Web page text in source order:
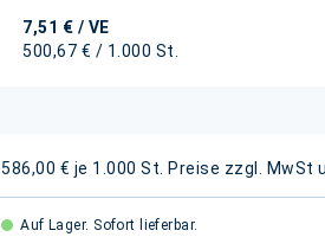
7,51 € / VE
500,67 € / 1.000 St.
586,00 € je 1.000 St. Preise zzgl. MwSt
Auf Lager. Sofort lieferbar.